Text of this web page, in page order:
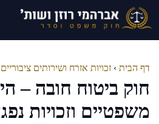
לדלג
לתוכן
דף הבית › זכויות אזרח ושירותים ציבוריים
חוק ביטוח חובה –
משפטיים וזכויות